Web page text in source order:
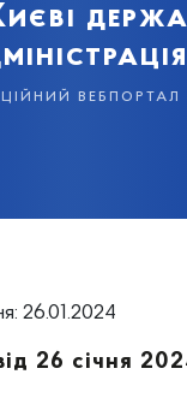
вебпортал
26.01.2024
26 січня